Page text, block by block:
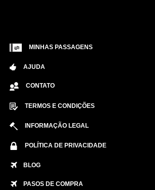
MINHAS PASSAGENS
AJUDA
CONTATO
TERMOS E CONDIÇÕES
INFORMAÇÃO LEGAL
POLÍTICA DE PRIVACIDADE
BLOG
PASOS DE COMPRA